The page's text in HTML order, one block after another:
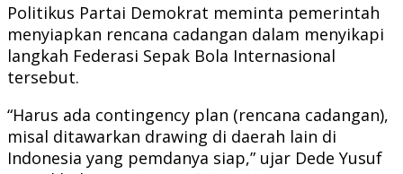
Politikus Partai Demokrat meminta pemerintah
menyiapkan rencana cadangan dalam menyikapi
langkah Federasi Sepak Bola Internasional
tersebut.
“Harus ada contingency plan (rencana cadangan),
misal ditawarkan drawing di daerah lain di
Indonesia yang pemdanya siap,” ujar Dede Yusuf